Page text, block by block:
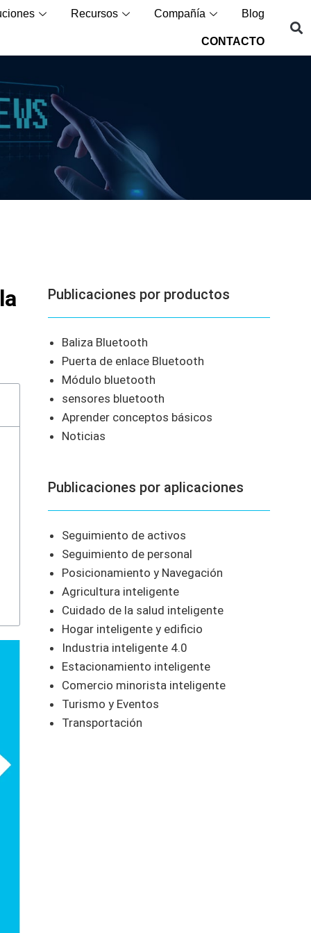
Recursos Compañía Blog
CONTACTO
Publicaciones por productos
Baliza Bluetooth
Puerta de enlace Bluetooth
Módulo bluetooth
sensores bluetooth
Aprender conceptos básicos
Noticias
Publicaciones por aplicaciones
Seguimiento de activos
Seguimiento de personal
Posicionamiento y Navegación
Agricultura inteligente
Cuidado de la salud inteligente
Hogar inteligente y edificio
Industria inteligente 4.0
Estacionamiento inteligente
Comercio minorista inteligente
Turismo y Eventos
Transportación